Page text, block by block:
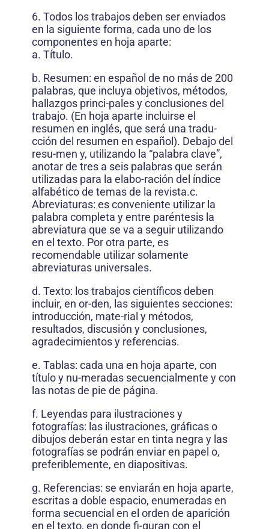
6. Todos los trabajos deben ser enviados
en la siguiente forma, cada uno de los
componentes en hoja aparte:
a. Título.
b. Resumen: en español de no más de 200
palabras, que incluya objetivos, métodos,
hallazgos princi-pales y conclusiones del
trabajo. (En hoja aparte incluirse el
resumen en inglés, que será una tradu-
cción del resumen en español). Debajo del
resu-men y, utilizando la “palabra clave”,
anotar de tres a seis palabras que serán
utilizadas para la elabo-ración del índice
alfabético de temas de la revista.c.
Abreviaturas: es conveniente utilizar la
palabra completa y entre paréntesis la
abreviatura que se va a seguir utilizando
en el texto. Por otra parte, es
recomendable utilizar solamente
abreviaturas universales.
d. Texto: los trabajos científicos deben
incluir, en or-den, las siguientes secciones:
introducción, mate-rial y métodos,
resultados, discusión y conclusiones,
agradecimientos y referencias.
e. Tablas: cada una en hoja aparte, con
título y nu-meradas secuencialmente y con
las notas de pie de página.
f. Leyendas para ilustraciones y
fotografías: las ilustraciones, gráficas o
dibujos deberán estar en tinta negra y las
fotografías se podrán enviar en papel o,
preferiblemente, en diapositivas.
g. Referencias: se enviarán en hoja aparte,
escritas a doble espacio, enumeradas en
forma secuencial en el orden de aparición
en el texto, en donde fi-guran con el